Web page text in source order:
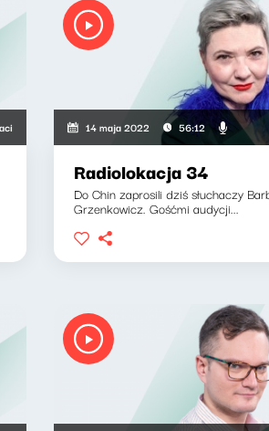
Grzenkowicz, Barbara Gregorczyk
14 maja 2022 56:12
Radiolokacja 34
Do Chin zaprosili dziś słuchaczy
Grzenkowicz. Gośćmi audycji...